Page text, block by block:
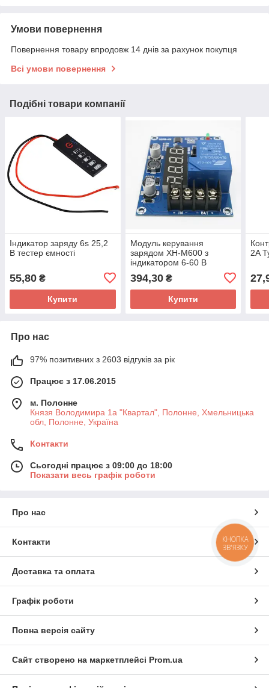
Умови повернення
Повернення товару впродовж 14 днів за рахунок покупця
Всі умови повернення
Подібні товари компанії
Індикатор заряду 6s 25,2
В тестер ємності
55,80 ₴
Купити
Модуль керування
зарядом XH-M600 з
індикатором 6-60 В
394,30₴
Купити
2A
Про нас
97% позитивних з 2603 відгуків за рік
Працює з 17.06.2015
м. Полонне
Князя Володимира 1а "Квартал", Полонне, Хмельницька
обл, Полонне, Україна
Контакти
Сьогодні працює з 09:00 до 18:00
Показати весь графік роботи
Про нас
Контакти
Доставка та оплата
Графік роботи
Повна версія сайту
Сайт створено на маркетплейсі Prom.ua
КНОПКА
ЗВ'ЯЗКУ